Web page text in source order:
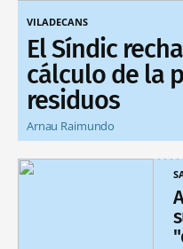
VILADECANS
El Síndic
cálculo de la
residuos
Arnau Raimundo